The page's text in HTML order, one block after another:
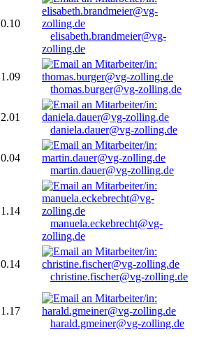
0.10
elisabeth.brandmeier@vg-
zolling.de
1.09
thomas.burger@vg-zolling.de
2.01
daniela.dauer@vg-zolling.de
0.04
martin.dauer@vg-zolling.de
1.14
manuela.eckebrecht@vg-
zolling.de
0.14
christine.fischer@vg-zolling.de
1.17
harald.gmeiner@vg-zolling.de